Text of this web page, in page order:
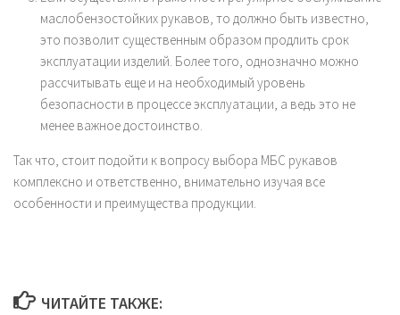
маслобензостойких рукавов, то должно быть известно,
это позволит существенным образом продлить срок
эксплуатации изделий. Более того, однозначно можно
рассчитывать еще и на необходимый уровень
безопасности в процессе эксплуатации, а ведь это не
менее важное достоинство.
Так что, стоит подойти к вопросу выбора МБС рукавов
комплексно и ответственно, внимательно изучая все
особенности и преимущества продукции.
ЧИТАЙТЕ ТАКЖЕ: